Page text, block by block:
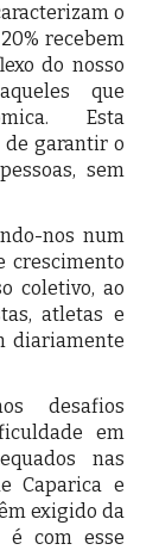
o
recebem
do nosso
que
Esta
de garantir o
sem
nos num
crescimento
coletivo, ao
atletas e
diariamente
desafios
em
nas
Caparica e
exigido da
é com esse